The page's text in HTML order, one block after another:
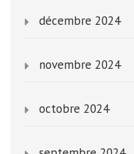
décembre 2024
novembre 2024
octobre 2024